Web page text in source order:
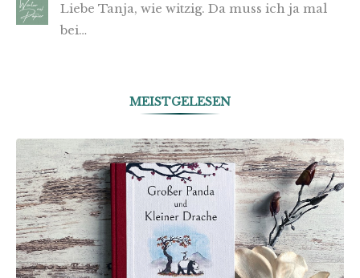
Liebe Tanja, wie witzig. Da muss ich ja mal
bei…
MEISTGELESEN